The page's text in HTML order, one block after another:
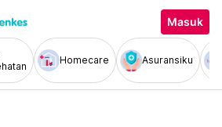
Masuk
Homecare Asuransiku